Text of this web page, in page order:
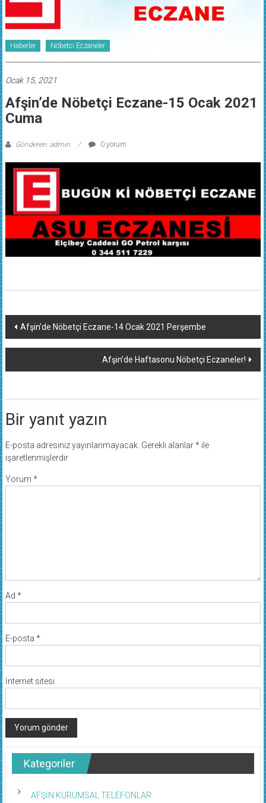
Haberler Nöbetci Eczaneler
Ocak 15, 2021
Afşin’de Nöbetçi Eczane-15 Ocak 2021
Cuma
Gönderen: admin 0 yorum
Yazı
dolaşımı
Afşin’de Nöbetçi Eczane-14 Ocak 2021 Perşembe
Afşin’de Haftasonu Nöbetçi Eczaneler!
Bir yanıt yazın
E-posta adresiniz yayınlanmayacak. Gerekli alanlar*ile
işaretlenmişlerdir
Yorum *
Ad *
E-posta *
İnternet sitesi
Kategoriler
AFŞİN KURUMSAL TELEFONLAR